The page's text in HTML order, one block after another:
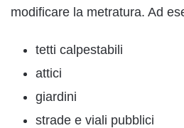
modificare la metratura. Ad
tetti calpestabili
attici
giardini
strade e viali pubblici